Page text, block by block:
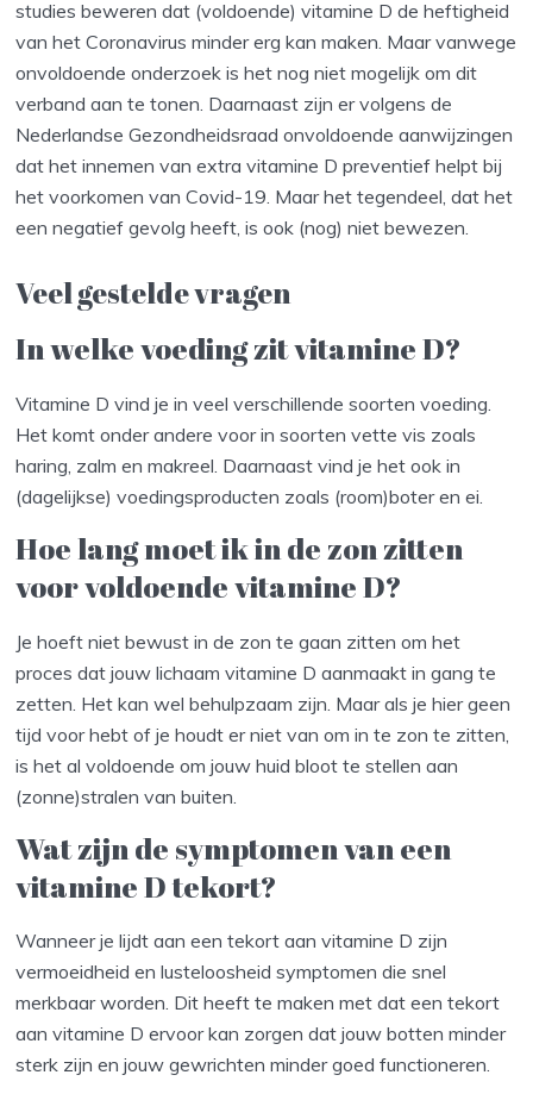
studies beweren dat (voldoende) vitamine D de heftigheid
van het Coronavirus minder erg kan maken. Maar vanwege
onvoldoende onderzoek is het nog niet mogelijk om dit
verband aan te tonen. Daarnaast zijn er volgens de
Nederlandse Gezondheidsraad onvoldoende aanwijzingen
dat het innemen van extra vitamine D preventief helpt bij
het voorkomen van Covid-19. Maar het tegendeel, dat het
een negatief gevolg heeft, is ook (nog) niet bewezen.
Veel gestelde vragen
In welke voeding zit vitamine D?
Vitamine D vind je in veel verschillende soorten voeding.
Het komt onder andere voor in soorten vette vis zoals
haring, zalm en makreel. Daarnaast vind je het ook in
(dagelijkse) voedingsproducten zoals (room)boter en ei.
Hoe lang moet ik in de zon zitten
voor voldoende vitamine D?
Je hoeft niet bewust in de zon te gaan zitten om het
proces dat jouw lichaam vitamine D aanmaakt in gang te
zetten. Het kan wel behulpzaam zijn. Maar als je hier geen
tijd voor hebt of je houdt er niet van om in te zon te zitten,
is het al voldoende om jouw huid bloot te stellen aan
(zonne)stralen van buiten.
Wat zijn de symptomen van een
vitamine D tekort?
Wanneer je lijdt aan een tekort aan vitamine D zijn
vermoeidheid en lusteloosheid symptomen die snel
merkbaar worden. Dit heeft te maken met dat een tekort
aan vitamine D ervoor kan zorgen dat jouw botten minder
sterk zijn en jouw gewrichten minder goed functioneren.